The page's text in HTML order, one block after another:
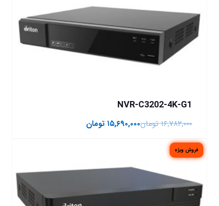
NVR-C3202-4K-G1
۱۶,۷۸۲,۰۰۰ تومان۱۵,۶۹۰,۰۰۰ تومان
فروش ویژه